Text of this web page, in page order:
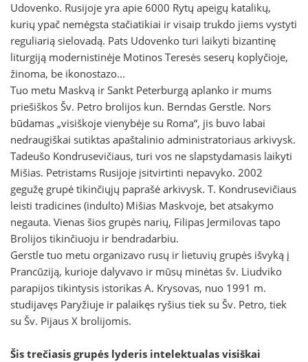
Udovenko. Rusijoje yra apie 6000 Rytų apeigų katalikų,
kurių ypač nemėgsta stačiatikiai ir visaip trukdo jiems vystyti
reguliarią sielovadą. Pats Udovenko turi laikyti bizantinę
liturgiją modernistinėje Motinos Teresės seserų koplyčioje,
žinoma, be ikonostazo...
Tuo metu Maskvą ir Sankt Peterburgą aplanko ir mums
priešiškos Šv. Petro brolijos kun. Berndas Gerstle. Nors
būdamas „visiškoje vienybėje su Roma“, jis buvo labai
nedraugiškai sutiktas apaštalinio administratoriaus arkivysk.
Tadeušo Kondrusevičiaus, turi vos ne slapstydamasis laikyti
Mišias. Petristams Rusijoje įsitvirtinti nepavyko. 2002
gegužę grupė tikinčiųjų paprašė arkivysk. T. Kondrusevičiaus
leisti tradicines (indulto) Mišias Maskvoje, bet atsakymo
negauta. Vienas šios grupės narių, Filipas Jermilovas tapo
Brolijos tikinčiuoju ir bendradarbiu.
Gerstle tuo metu organizavo rusų ir lietuvių grupės išvyką į
Prancūziją, kurioje dalyvavo ir mūsų minėtas šv. Liudviko
parapijos tikintysis istorikas A. Krysovas, nuo 1991 m.
studijavęs Paryžiuje ir palaikęs ryšius tiek su Šv. Petro, tiek
su Šv. Pijaus X brolijomis.
Šis trečiasis grupės lyderis intelektualas visiškai